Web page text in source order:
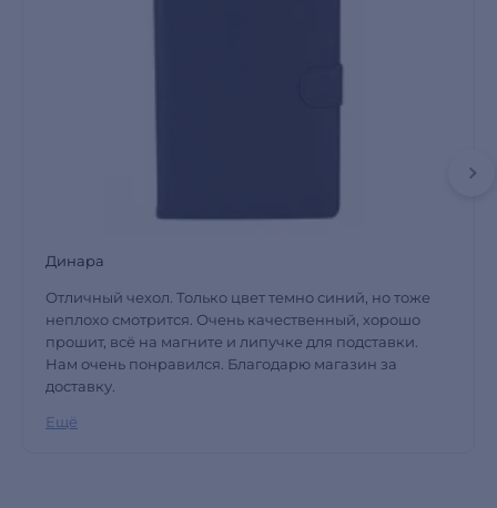
Динара
Отличный чехол. Только цвет темно синий, но тоже
неплохо смотрится. Очень качественный, хорошо
прошит, всё на магните и липучке для подставки.
Нам очень понравился. Благодарю магазин за
доставку.
Ещё